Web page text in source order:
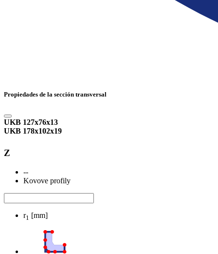
Propiedades de la sección transversal
UKB 127x76x13
UKB 178x102x19
Z
--
Kovove profily
r1 [mm]